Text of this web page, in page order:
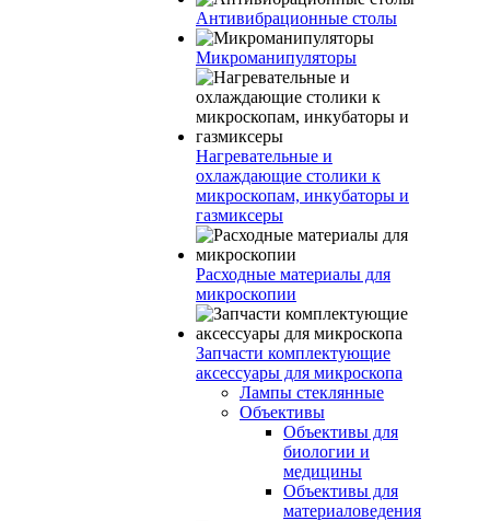
Антивибрационные столы
Микроманипуляторы
Нагревательные и
охлаждающие столики к
микроскопам, инкубаторы и
газмиксеры
Расходные материалы для
микроскопии
Запчасти комплектующие
аксессуары для микроскопа
Лампы стеклянные
Объективы
Объективы для
биологии и
медицины
Объективы для
материаловедения